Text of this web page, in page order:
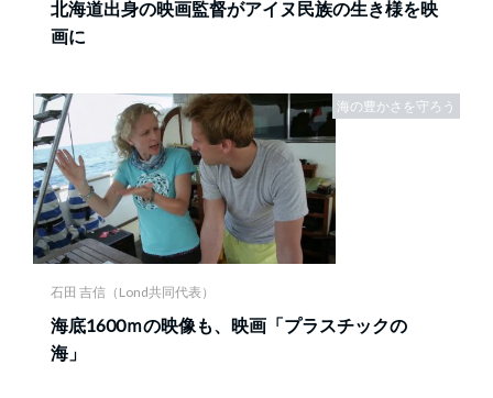
北海道出身の映画監督がアイヌ民族の生き様を映
画に
海の豊かさを守ろう
石田 吉信（Lond共同代表）
海底1600ｍの映像も、映画「プラスチックの
海」